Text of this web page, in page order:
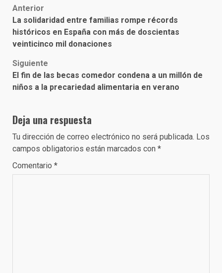
Post
navigation
Anterior
La solidaridad entre familias rompe récords
históricos en España con más de doscientas
veinticinco mil donaciones
Siguiente
El fin de las becas comedor condena a un millón de
niños a la precariedad alimentaria en verano
Deja una respuesta
Tu dirección de correo electrónico no será publicada. Los
campos obligatorios están marcados con *
Comentario *